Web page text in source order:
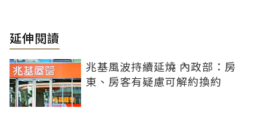
延伸閱讀
兆基風波持續延燒 內政部：房
東、房客有疑慮可解約換約